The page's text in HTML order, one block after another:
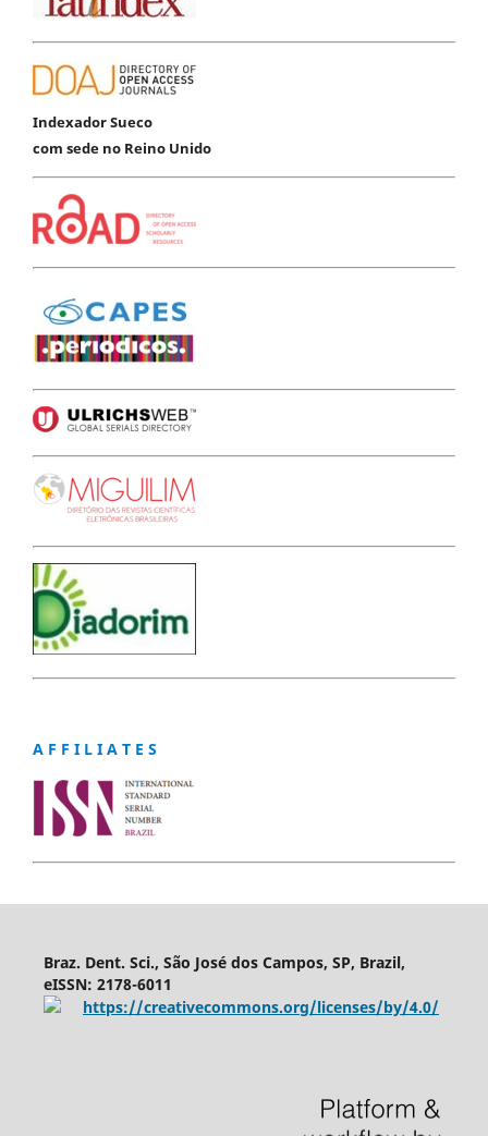
Indexador Sueco
com sede no Reino Unido
A F F I L I A T E S
Braz. Dent. Sci., São José dos Campos, SP, Brazil,
eISSN: 2178-6011
https://creativecommons.org/licenses/by/4.0/